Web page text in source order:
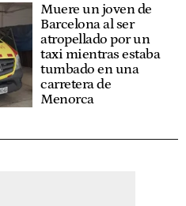
Muere un joven de
Barcelona al ser
atropellado por un
taxi mientras estaba
tumbado en una
carretera de
Menorca